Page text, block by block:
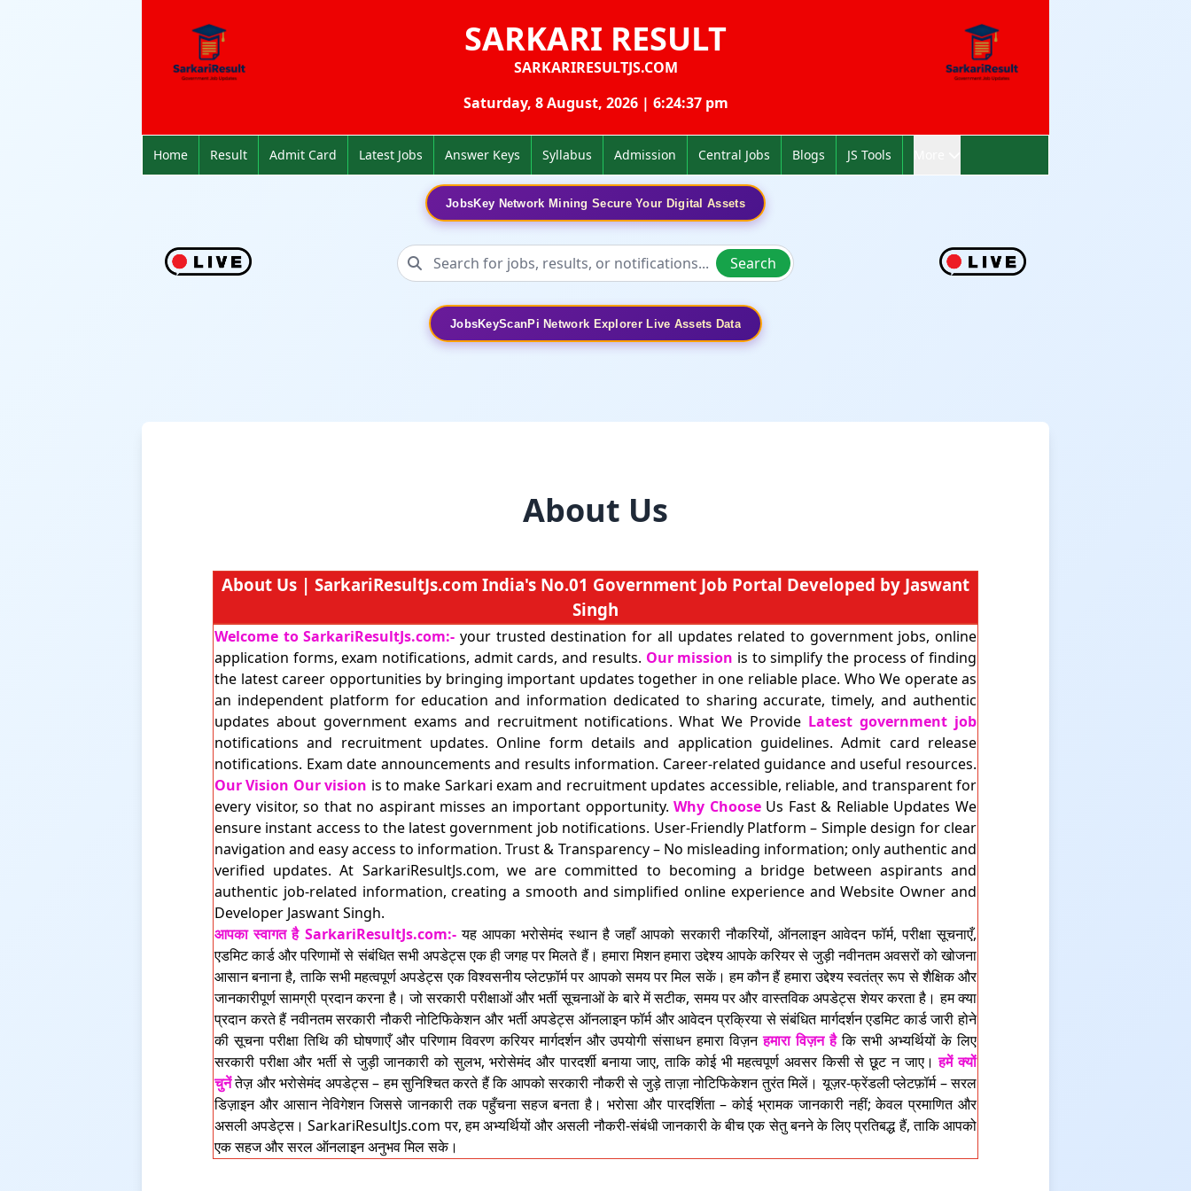
SARKARI RESULT
SARKARIRESULTJS.COM
Saturday, 8 August, 2026 | 6:24:37 pm
Home Result Admit Card Latest Jobs Answer Keys Syllabus Admission Central Jobs Blogs JS Tools
JobsKey Network Mining Secure Your Digital Assets
Search
JobsKeyScanPi Network Explorer Live Assets Data
About Us
About Us | SarkariResultJs.com India's No.01 Government Job Portal Developed by Jaswant
Singh
Welcome to SarkariResultJs.com:- your trusted destination for all updates related to government jobs, online
application forms, exam notifications, admit cards, and results. Our mission is to simplify the process of finding
the latest career opportunities by bringing important updates together in one reliable place. Who We operate as
an independent platform for education and information dedicated to sharing accurate, timely, and authentic
updates about government exams and recruitment notifications. What We Provide Latest government job
notifications and recruitment updates. Online form details and application guidelines. Admit card release
notifications. Exam date announcements and results information. Career-related guidance and useful resources.
Our Vision Our vision is to make Sarkari exam and recruitment updates accessible, reliable, and transparent for
every visitor, so that no aspirant misses an important opportunity.Why ChooseUs Fast & Reliable Updates We
ensure instant access to the latest government job notifications. User-Friendly Platform – Simple design for clear
navigation and easy access to information. Trust & Transparency – No misleading information; only authentic and
verified updates. At SarkariResultJs.com, we are committed to becoming a bridge between aspirants and
authentic job-related information, creating a smooth and simplified online experience and Website Owner and
Developer Jaswant Singh.
आपका स्वागत है SarkariResultJs.com:-यह आपका भरोसेमंद स्थान है जहाँ आपको सरकारी नौकरियों, ऑनलाइन आवेदन फॉर्म, परीक्षा सूचनाएँ,
एडमिट कार्ड और परिणामों से संबंधित सभी अपडेट्स एक ही जगह पर मिलते हैं। हमारा मिशन हमारा उद्देश्य आपके करियर से जुड़ी नवीनतम अवसरों को खोजना
आसान बनाना है, ताकि सभी महत्वपूर्ण अपडेट्स एक विश्वसनीय प्लेटफ़ॉर्म पर आपको समय पर मिल सकें। हम कौन हैं हमारा उद्देश्य स्वतंत्र रूप से शैक्षिक और
जानकारीपूर्ण सामग्री प्रदान करना है। जो सरकारी परीक्षाओं और भर्ती सूचनाओं के बारे में सटीक, समय पर और वास्तविक अपडेट्स शेयर करता है। हम क्या
प्रदान करते हैं नवीनतम सरकारी नौकरी नोटिफिकेशन और भर्ती अपडेट्स ऑनलाइन फॉर्म और आवेदन प्रक्रिया से संबंधित मार्गदर्शन एडमिट कार्ड जारी होने
की सूचना परीक्षा तिथि की घोषणाएँ और परिणाम विवरण करियर मार्गदर्शन और उपयोगी संसाधन हमारा विज़नहमारा विज़न हैकि सभी अभ्यर्थियों के लिए
सरकारी परीक्षा और भर्ती से जुड़ी जानकारी को सुलभ, भरोसेमंद और पारदर्शी बनाया जाए, ताकि कोई भी महत्वपूर्ण अवसर किसी से छूट न जाए।हमें क्यों
चुनेंतेज़ और भरोसेमंद अपडेट्स – हम सुनिश्चित करते हैं कि आपको सरकारी नौकरी से जुड़े ताज़ा नोटिफिकेशन तुरंत मिलें। यूज़र-फ्रेंडली प्लेटफ़ॉर्म – सरल
डिज़ाइन और आसान नेविगेशन जिससे जानकारी तक पहुँचना सहज बनता है। भरोसा और पारदर्शिता – कोई भ्रामक जानकारी नहीं; केवल प्रमाणित और
असली अपडेट्स। SarkariResultJs.com पर, हम अभ्यर्थियों और असली नौकरी-संबंधी जानकारी के बीच एक सेतु बनने के लिए प्रतिबद्ध हैं, ताकि आपको
एक सहज और सरल ऑनलाइन अनुभव मिल सके।